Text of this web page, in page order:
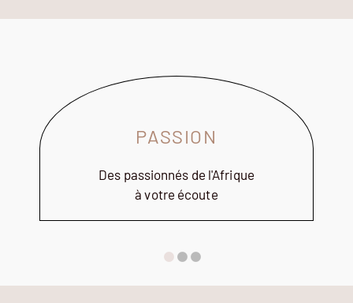
PASSION
Des passionnés de l'Afrique
à votre écoute